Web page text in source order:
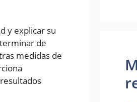
y explicar su
de
medidas de